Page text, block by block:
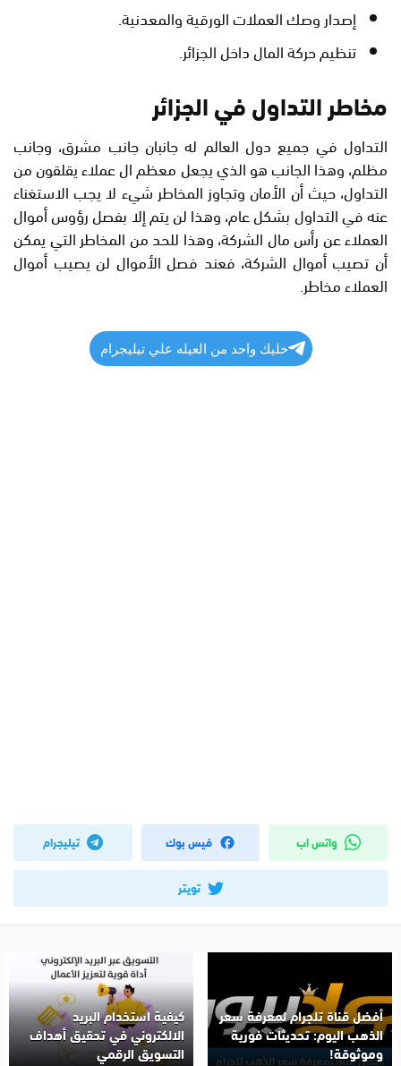
إصدار وصك العملات الورقية والمعدنية.
تنظيم حركة المال داخل الجزائر.
مخاطر التداول في الجزائر
التداول في جميع دول العالم له جانبان جانب مشرق، وجانب
مظلم، وهذا الجانب هو الذي يجعل معظم ال عملاء يقلقون من
التداول، حيث أن الأمان وتجاوز المخاطر شيء لا يجب الاستغناء
عنه في التداول بشكل عام، وهذا لن يتم إلا بفصل رؤوس أموال
العملاء عن رأس مال الشركة، وهذا للحد من المخاطر التي يمكن
أن تصيب أموال الشركة، فعند فصل الأموال لن يصيب أموال
العملاء مخاطر.
خليك واحد من العيله علي تيليجرام
واتس اب فيس بوك تيليجرام
تويتر
أفضل قناة تلجرام لمعرفة سعر
الذهب اليوم: تحديثات فورية
وموثوقة!
كيفية استخدام البريد
الالكتروني في تحقيق أهداف
التسويق الرقمي